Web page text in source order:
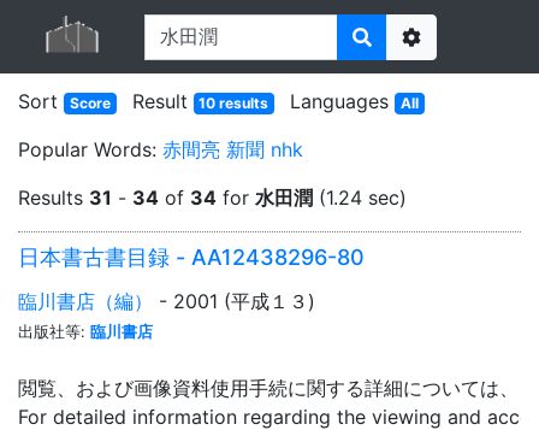
Options
Sort
Score Result 10 results Languages All
Popular Words: 赤間亮 新聞 nhk
Results 31 - 34 of 34 for 水田潤 (1.24 sec)
日本書古書目録 - AA12438296-80
臨川書店（編） - 2001 (平成１３)
出版社等: 臨川書店
閲覧、および画像資料使用手続に関する詳細については、「
For detailed information regarding the viewing and